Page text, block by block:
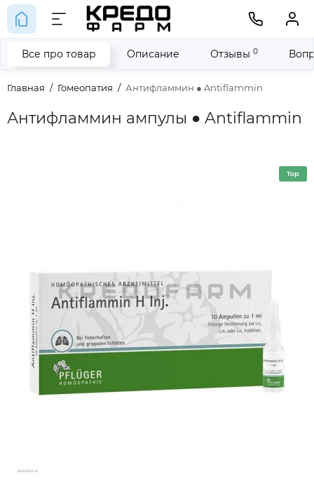
Главная Гомеопатия Антифламмин ● Antiflammin
Антифламмин ампулы ● Antiflammin
Все про товар Описание Отзывы 0
Top